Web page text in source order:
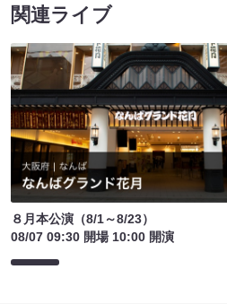
関連ライブ
８月本公演（8/1～8/23）
08/07 09:30 開場 10:00 開演